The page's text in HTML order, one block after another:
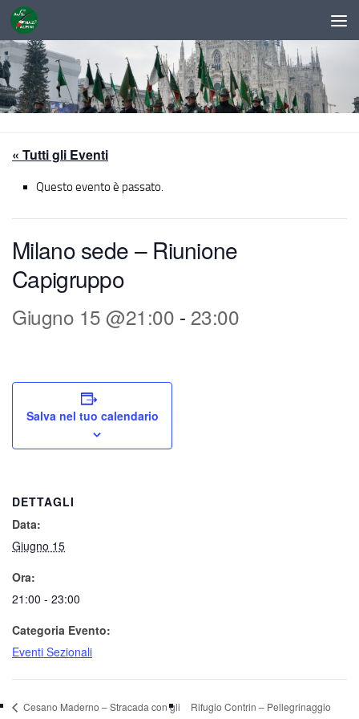
Sotto il contenuto
« Tutti gli Eventi
Questo evento è passato.
Milano sede – Riunione
Capigruppo
Giugno 15 @21:00 - 23:00
Salva nel tuo calendario
DETTAGLI
Data:
Giugno 15
Ora:
21:00 - 23:00
Categoria Evento:
Eventi Sezionali
Cesano Maderno – Stracada con gli Rifugio Contrin – Pellegrinaggio